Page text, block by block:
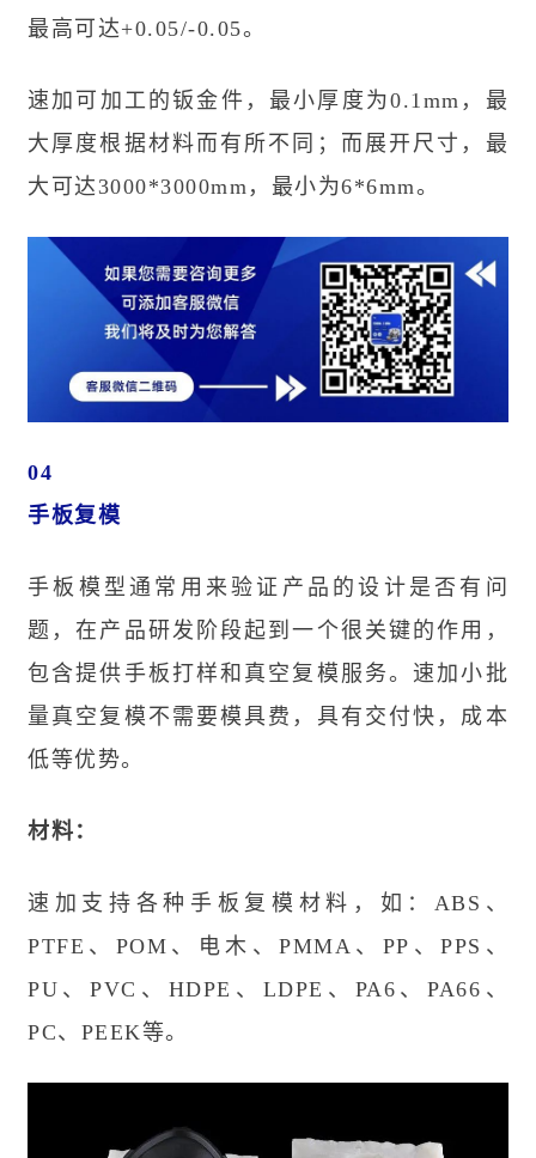
最高可达+0.05/-0.05。
速加可加工的钣金件，最小厚度为0.1mm，最
大厚度根据材料而有所不同；而展开尺寸，最
大可达3000*3000mm，最小为6*6mm。
04
手板复模
手板模型通常用来验证产品的设计是否有问
题，在产品研发阶段起到一个很关键的作用，
包含提供手板打样和真空复模服务。速加小批
量真空复模不需要模具费，具有交付快，成本
低等优势。
材料：
速加支持各种手板复模材料，如：ABS、
PTFE、POM、电木、PMMA、PP、PPS、
PU、PVC、HDPE、LDPE、PA6、PA66、
PC、PEEK等。